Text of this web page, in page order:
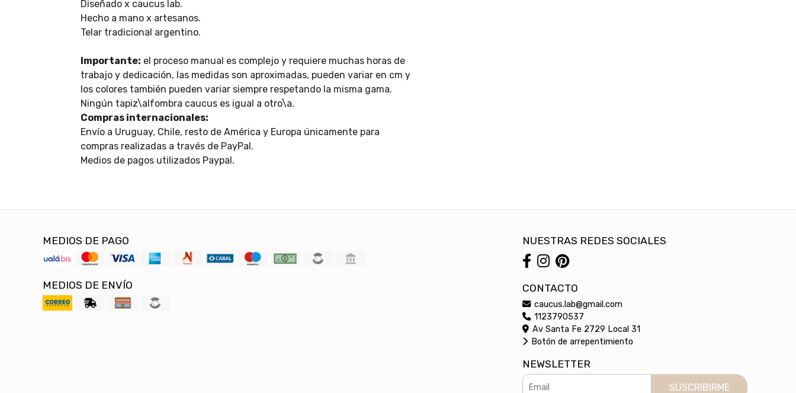
Diseñado x caucus lab.
Hecho a mano x artesanos.
Telar tradicional argentino.
Importante: el proceso manual es complejo y requiere muchas horas de
trabajo y dedicación, las medidas son aproximadas, pueden variar en cm y
los colores también pueden variar siempre respetando la misma gama.
Ningún tapiz\alfombra caucus es igual a otro\a.
Compras internacionales:
Envío a Uruguay, Chile, resto de América y Europa únicamente para
compras realizadas a través de PayPal.
Medios de pagos utilizados Paypal.
MEDIOS DE PAGO
MEDIOS DE ENVÍO
NUESTRAS REDES SOCIALES
CONTACTO
caucus.lab@gmail.com
1123790537
Av Santa Fe 2729 Local 31
Botón de arrepentimiento
NEWSLETTER
SUSCRIBIRME